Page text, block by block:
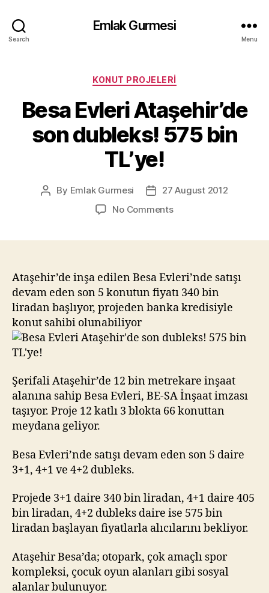
Search
Emlak Gurmesi
Menu
Categories
KONUT PROJELERI
Besa Evleri Ataşehir’de
son dubleks! 575 bin
TL’ye!
Post
By Emlak Gurmesi
Post27 August 2012
No Commentson
dubleks!
575
bin
TL’ye!
Ataşehir’de inşa edilen Besa Evleri’nde satışı
devam eden son 5 konutun fiyatı 340 bin
liradan başlıyor, projeden banka kredisiyle
konut sahibi olunabiliyor
Şerifali Ataşehir’de 12 bin metrekare inşaat
alanına sahip Besa Evleri, BE-SA İnşaat imzası
taşıyor. Proje 12 katlı 3 blokta 66 konuttan
meydana geliyor.
Besa Evleri’nde satışı devam eden son 5 daire
3+1, 4+1 ve 4+2 dubleks.
Projede 3+1 daire 340 bin liradan, 4+1 daire 405
bin liradan, 4+2 dubleks daire ise 575 bin
liradan başlayan fiyatlarla alıcılarını bekliyor.
Ataşehir Besa’da; otopark, çok amaçlı spor
kompleksi, çocuk oyun alanları gibi sosyal
alanlar bulunuyor.